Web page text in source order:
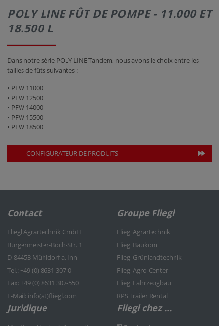
POLY LINE FÛT DE POMPE - 11.000 ET
18.500 L
Dans notre série POLY LINE Tandem, nous avons le choix entre les
tailles de fûts suivantes :
• PFW 11000
• PFW 12500
• PFW 14000
• PFW 15500
• PFW 18500
CONFIGURATEUR DE PRODUITS
Contact
Fliegl Agrartechnik GmbH
Bürgermeister-Boch-Str. 1
D-84453 Mühldorf a. Inn
Tel.: +49 (0) 8631 307-0
Fax: +49 (0) 8631 307-550
E-Mail: info(at)fliegl.com
Groupe Fliegl
Fliegl Agrartechnik
Fliegl Baukom
Fliegl Grünlandtechnik
Fliegl Agro-Center
Fliegl Fahrzeugbau
RPS Trailer Rental
Juridique Fliegl chez ...